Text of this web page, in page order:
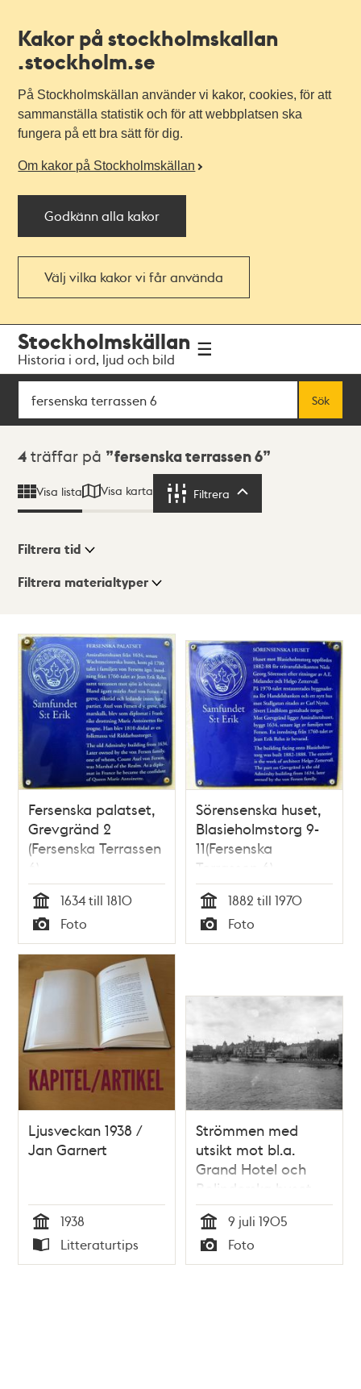
Kakor på stockholmskallan
.stockholm.se
På Stockholmskällan använder vi kakor, cookies, för att
sammanställa statistik och för att webbplatsen ska
fungera på ett bra sätt för dig.
Om kakor på Stockholmskällan
Godkänn alla kakor
Välj vilka kakor vi får använda
navigationen
huvudinnehållet
Stockholmskällan
Historia i ord, ljud och bild
Sök
Sök
Sökresultat
4 träffar på fersenska terrassen 6
Visa lista Visa karta Filtrera
Visningsläge
Lista
Karta
Filtrera tid
Filtrera materialtyper
träffar
Fersenska palatset,
Grevgränd 2
(Fersenska Terrassen
6)
Tid
1634 till 1810
Typ
Foto
Sörensenska huset,
Blasieholmstorg 9-
11(Fersenska
Terrassen 6)
Tid
1882 till 1970
Typ
Foto
Ljusveckan 1938 /
Jan Garnert
Tid
1938
Typ
Litteraturtips
Strömmen med
utsikt mot bl.a.
Grand Hotel och
Bolinderska huset.
Det flaggas på
Blasieholmen med
anledning av
prinsparet Gustaf
Tid
9 juli 1905
Typ
Foto